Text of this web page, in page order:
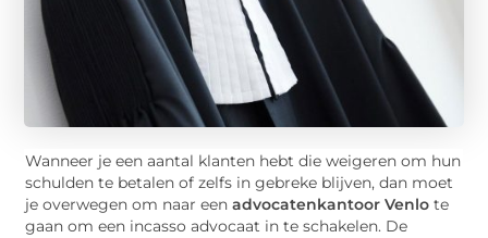
Wanneer je een aantal klanten hebt die weigeren om hun
schulden te betalen of zelfs in gebreke blijven, dan moet
je overwegen om naar eenadvocatenkantoor Venlo te
gaan om een incasso advocaat in te schakelen. De